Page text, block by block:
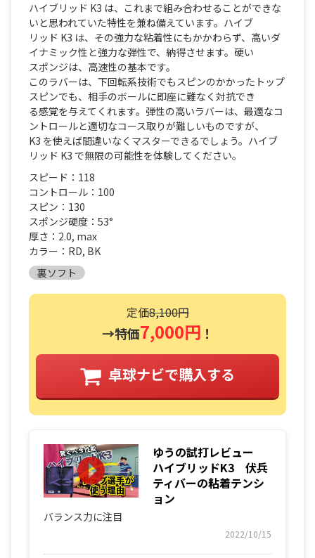
ハイブリッド K3 は、これまで組み合わせることができな
いと思われていた特性を兼ね備えています。ハイブ
リッド K3 は、その強力な粘着性にもかかわらず、高いダ
イナミック性と強力な弾性で、納得させます。硬い
スポンジは、高速性の基本です。
このラバーは、下回転系技術でもスピンのかかったトップ
スピンでも、相手のボールに即座に難なく対抗でき
る感覚を与えてくれます。弾性の高いラバーは、最適なコ
ントロールと適切なコース取りが難しいものですが、
K3 を使えば間違いなくマスターできるでしょう。ハイブ
リッド K3 で無限の可能性を体験してください。
スピード：118
コントロール：100
スピン：130
スポンジ硬度：53°
厚さ：2.0, max
カラー：RD, BK
裏ソフト
定価8,100円
→特価7,000円 ！
卓球ナビで購入する
ゆうの試打レビュー
ハイブリッドK3 伏兵
ティバーの粘着テンシ
ョン
バランス力に注目
2022/10/15